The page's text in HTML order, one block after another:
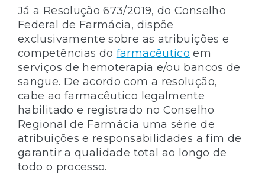
Já a Resolução 673/2019, do Conselho
Federal de Farmácia, dispõe
exclusivamente sobre as atribuições e
competências do farmacêutico em
serviços de hemoterapia e/ou bancos de
sangue. De acordo com a resolução,
cabe ao farmacêutico legalmente
habilitado e registrado no Conselho
Regional de Farmácia uma série de
atribuições e responsabilidades a fim de
garantir a qualidade total ao longo de
todo o processo.